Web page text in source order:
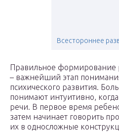
Всестороннее
Правильное формирование
– важнейший этап
психического развития.
понимают интуитивно,
речи. В первое время
затем начинает говорить
их в односложные